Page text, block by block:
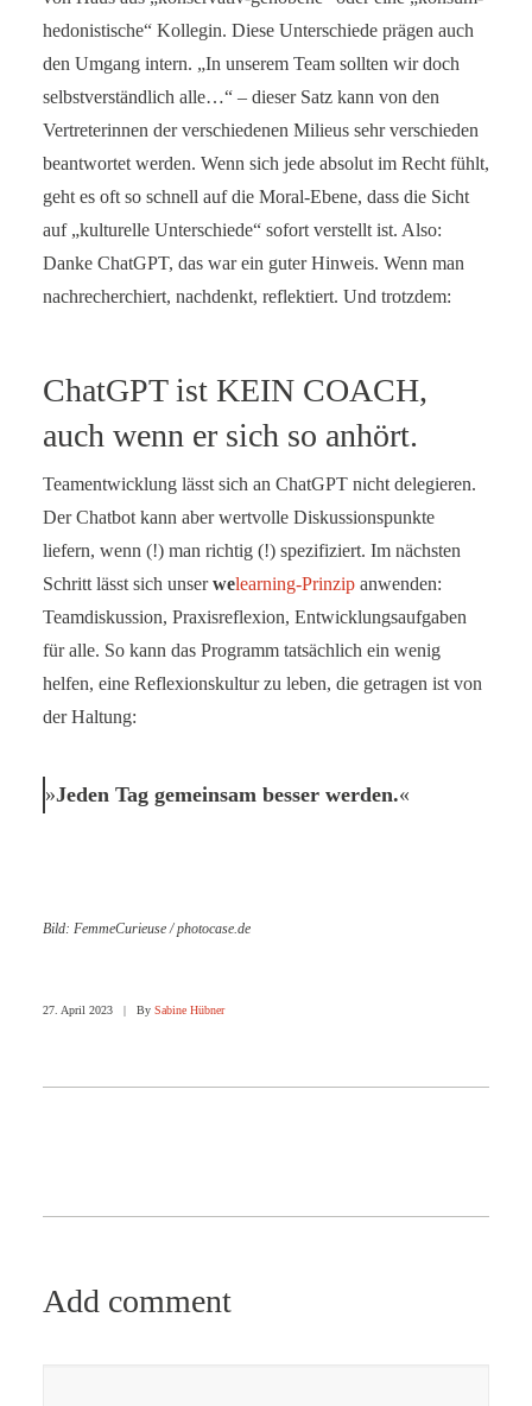
hedonistische“ Kollegin. Diese Unterschiede prägen auch
den Umgang intern. „In unserem Team sollten wir doch
selbstverständlich alle…“ – dieser Satz kann von den
Vertreterinnen der verschiedenen Milieus sehr verschieden
beantwortet werden. Wenn sich jede absolut im Recht fühlt,
geht es oft so schnell auf die Moral-Ebene, dass die Sicht
auf „kulturelle Unterschiede“ sofort verstellt ist. Also:
Danke ChatGPT, das war ein guter Hinweis. Wenn man
nachrecherchiert, nachdenkt, reflektiert. Und trotzdem:
ChatGPT ist KEIN COACH,
auch wenn er sich so anhört.
Teamentwicklung lässt sich an ChatGPT nicht delegieren.
Der Chatbot kann aber wertvolle Diskussionspunkte
liefern, wenn (!) man richtig (!) spezifiziert. Im nächsten
Schritt lässt sich unserwelearning-Prinzip anwenden:
Teamdiskussion, Praxisreflexion, Entwicklungsaufgaben
für alle. So kann das Programm tatsächlich ein wenig
helfen, eine Reflexionskultur zu leben, die getragen ist von
der Haltung:
Jeden Tag gemeinsam besser werden.
Bild: FemmeCurieuse / photocase.de
27. April 2023 | By Sabine Hübner
Add comment